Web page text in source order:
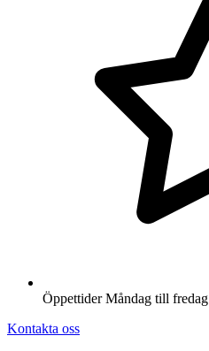
Öppettider Måndag till fredag
Kontakta oss